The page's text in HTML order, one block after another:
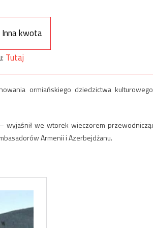
Inna kwota
Tutaj
ormiańskiego dziedzictwa
wyjaśnił we wtorek wieczorem
Armenii i Azerbejdżanu.